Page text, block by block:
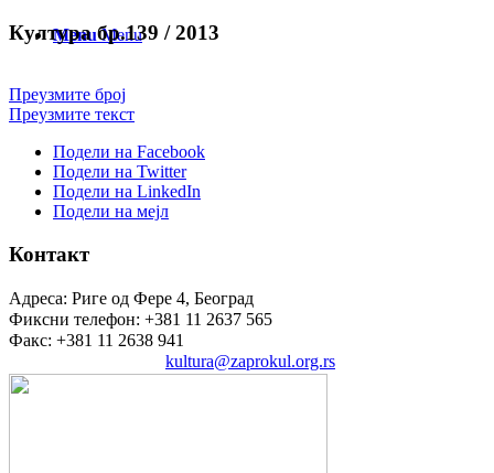
Menu Menu
Култура бр.139 / 2013
Преузмите број
Преузмите текст
Подели на Facebook
Подели на Twitter
Подели на LinkedIn
Подели на мејл
Контакт
Адреса: Риге од Фере 4, Београд
Фиксни телефон: +381 11 2637 565
Факс: +381 11 2638 941
kultura@zaprokul.org.rs